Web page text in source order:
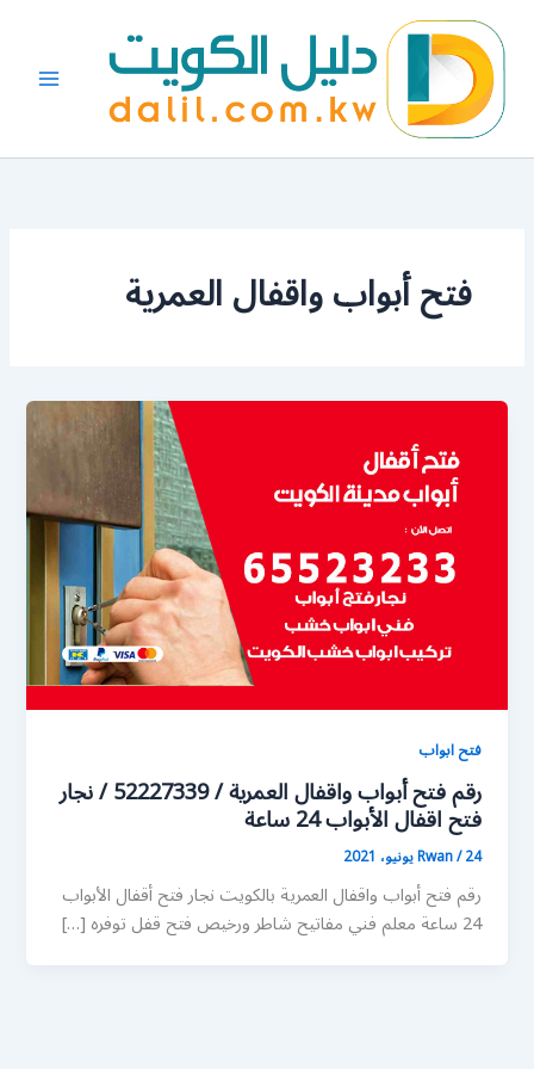
المحتوى
فتح أبواب واقفال العمرية
فتح ابواب
رقم فتح أبواب واقفال العمرية / 52227339 / نجار
فتح اقفال الأبواب 24 ساعة
Rwan/24 يونيو، 2021
رقم فتح أبواب واقفال العمرية بالكويت نجار فتح أقفال الأبواب
24 ساعة معلم فني مفاتيح شاطر ورخيص فتح قفل توفره […]